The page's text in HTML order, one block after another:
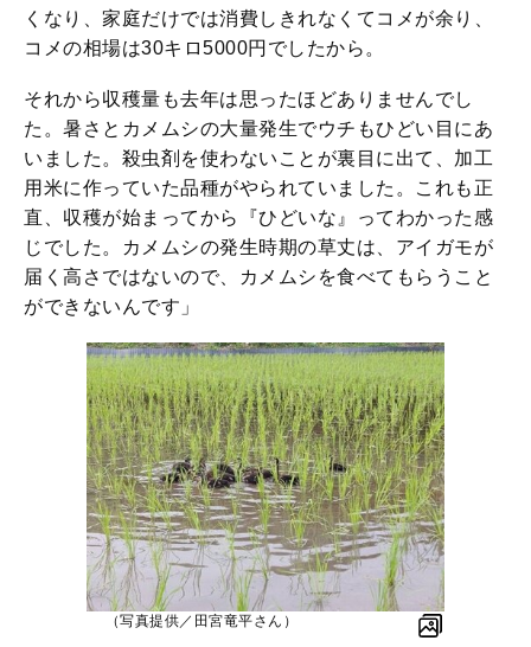
くなり、家庭だけでは消費しきれなくてコメが余り、
コメの相場は30キロ5000円でしたから。
それから収穫量も去年は思ったほどありませんでし
た。暑さとカメムシの大量発生でウチもひどい目にあ
いました。殺虫剤を使わないことが裏目に出て、加工
用米に作っていた品種がやられていました。これも正
直、収穫が始まってから『ひどいな』ってわかった感
じでした。カメムシの発生時期の草丈は、アイガモが
届く高さではないので、カメムシを食べてもらうこと
ができないんです」
（写真提供／田宮竜平さん）